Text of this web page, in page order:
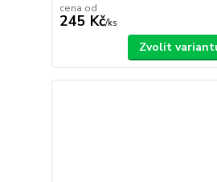
cena od
245 Kč/ks
Zvolit